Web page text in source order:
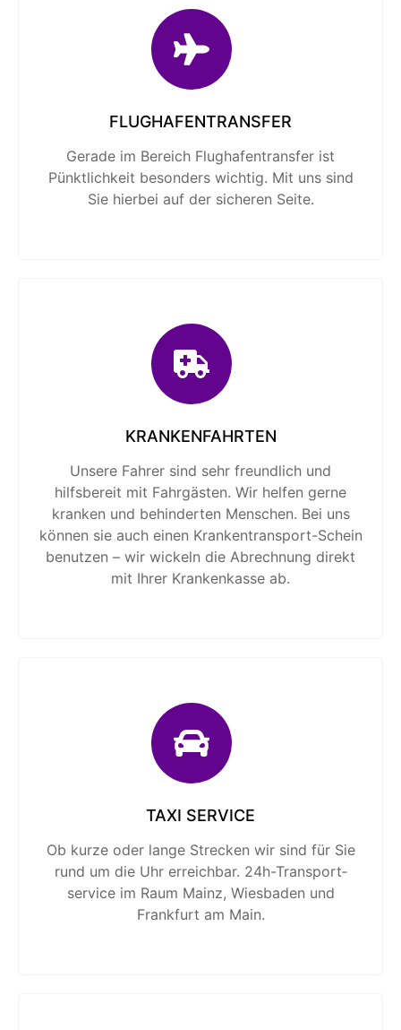
FLUGHAFENTRANSFER
Gerade im Bereich Flug­hafen­transfer ist
Pünktlich­keit besonders wichtig. Mit uns sind
Sie hierbei auf der sicheren Seite.
KRANKENFAHRTEN
Unsere Fahrer sind sehr freundlich und
hilfsbereit mit Fahrgästen. Wir helfen gerne
kranken und behinderten Menschen. Bei uns
können sie auch einen Krankentransport-Schein
benutzen – wir wickeln die Abrechnung direkt
mit Ihrer Krankenkasse ab.
TAXI SERVICE
Ob kurze oder lange Strecken wir sind für Sie
rund um die Uhr erreichbar. 24h-Transport­
service im Raum Mainz, Wiesbaden und
Frankfurt am Main.